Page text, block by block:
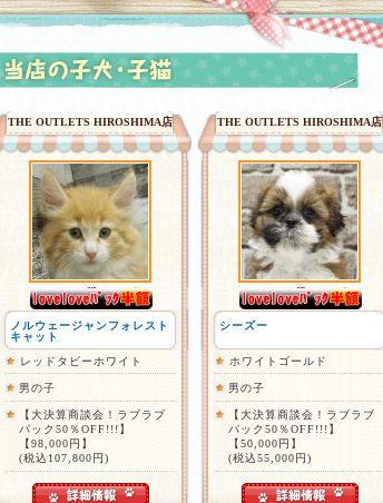
THE OUTLETS HIROSHIMA店
ノルウェージャンフォレスト
キャット
レッドタビーホワイト
男の子
【大決算商談会！ラブラブ
パック50％OFF!!!】
【98,000円】
(税込107,800円)
THE OUTLETS HIROSHIMA店
シーズー
ホワイトゴールド
男の子
【大決算商談会！ラブラブ
パック50％OFF!!!】
【50,000円】
(税込55,000円)